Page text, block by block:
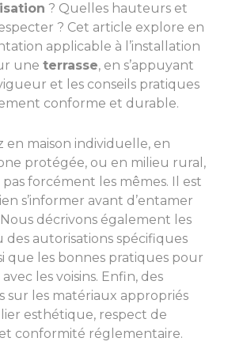
? Quelles hauteurs et
? Cet article explore en
applicable à l’installation
une terrasse, en s’appuyant
et les conseils pratiques
conforme et durable.
en maison individuelle, en
protégée, ou en milieu rural,
pas forcément les mêmes. Il est
s’informer avant d’entamer
décrivons également les
des autorisations spécifiques
que les bonnes pratiques pour
les voisins. Enfin, des
sur les matériaux appropriés
esthétique, respect de
conformité réglementaire.